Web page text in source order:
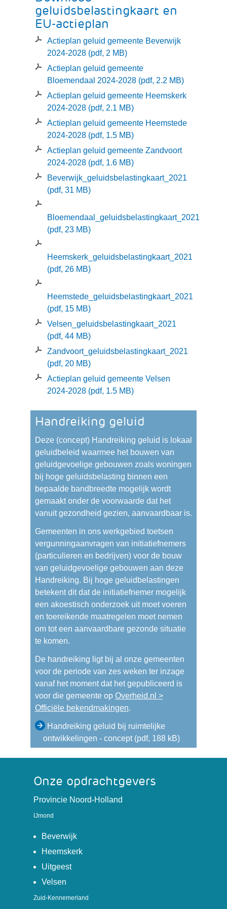
geluidsbelastingkaart en
EU-actieplan
Actieplan geluid gemeente Beverwijk
2024-2028(pdf, 2 MB)
Actieplan geluid gemeente
Bloemendaal 2024-2028(pdf, 2.2 MB)
Actieplan geluid gemeente Heemskerk
2024-2028(pdf, 2.1 MB)
Actieplan geluid gemeente Heemstede
2024-2028(pdf, 1.5 MB)
Actieplan geluid gemeente Zandvoort
2024-2028(pdf, 1.6 MB)
Beverwijk_geluidsbelastingkaart_2021
(pdf, 31 MB)
Bloemendaal_geluidsbelastingkaart_2021
(pdf, 23 MB)
Heemskerk_geluidsbelastingkaart_2021
(pdf, 26 MB)
Heemstede_geluidsbelastingkaart_2021
(pdf, 15 MB)
Velsen_geluidsbelastingkaart_2021
(pdf, 44 MB)
Zandvoort_geluidsbelastingkaart_2021
(pdf, 20 MB)
Actieplan geluid gemeente Velsen
2024-2028(pdf, 1.5 MB)
Handreiking geluid
Deze (concept) Handreiking geluid is lokaal
geluidbeleid waarmee het bouwen van
geluidgevoelige gebouwen zoals woningen
bij hoge geluidsbelasting binnen een
bepaalde bandbreedte mogelijk wordt
gemaakt onder de voorwaarde dat het
vanuit gezondheid gezien, aanvaardbaar is.
Gemeenten in ons werkgebied toetsen
vergunningaanvragen van initiatiefnemers
(particulieren en bedrijven) voor de bouw
van geluidgevoelige gebouwen aan deze
Handreiking. Bij hoge geluidbelastingen
betekent dit dat de initiatiefnemer mogelijk
een akoestisch onderzoek uit moet voeren
en toereikende maatregelen moet nemen
om tot een aanvaardbare gezonde situatie
te komen.
De handreiking ligt bij al onze gemeenten
voor de periode van zes weken ter inzage
vanaf het moment dat het gepubliceerd is
voor die gemeente op Overheid.nl >
Officiële bekendmakingen(verwijst
een
andere
website)
.
Handreiking geluid bij ruimtelijke
ontwikkelingen - concept(pdf, 188 kB)
Onze opdrachtgevers
Provincie Noord-Holland(verwijst
IJmond
Beverwijk(verwijst
naar
Heemskerk(verwijst
website)
Uitgeest(verwijst
andere
Velsen(verwijst
naar
Zuid-Kennemerland